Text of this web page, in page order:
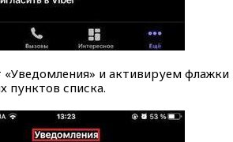
и активируем флажки
пунктов списка.